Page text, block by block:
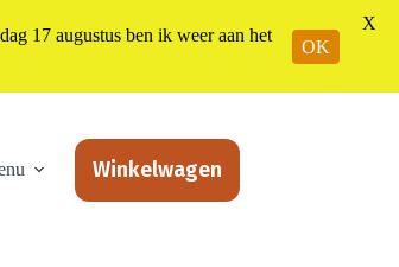
Winkelwagen
17 augustus ben ik weer aan het
OK
X